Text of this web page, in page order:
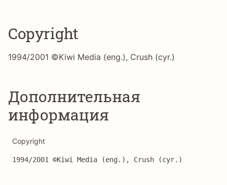
Copyright
1994/2001 ©Kiwi Media (eng.), Crush (cyr.)
Дополнительная
информация
Copyright
1994/2001 ©Kiwi Media (eng.), Crush (cyr.)